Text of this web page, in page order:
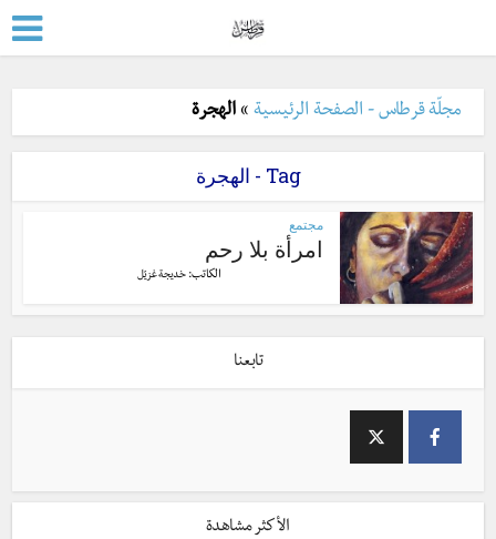
مجلّة قرطاس - الصفحة الرئيسية »الهجرة
Tag - الهجرة
مجتمع
امرأة بلا رحم
الكاتب:خديجة غزيّل
تابعنا
الأكثر مشاهدة